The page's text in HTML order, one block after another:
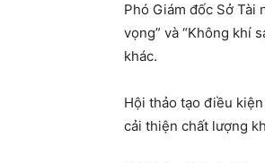
Phó Giám đốc Sở Tài
vọng” và “Không khí
khác.
Hội thảo tạo điều
cải thiện chất lượng